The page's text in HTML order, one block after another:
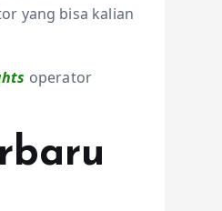
yang bisa kalian
operator